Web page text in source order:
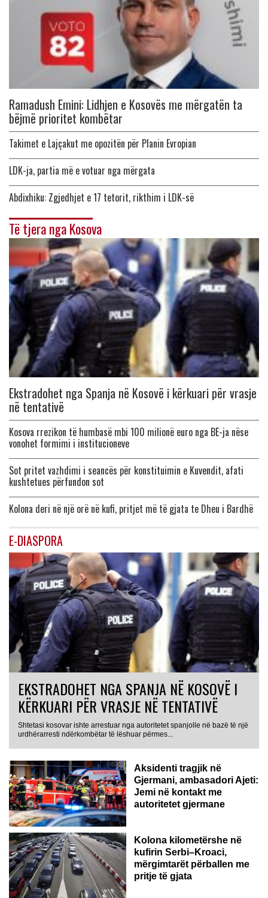
Ramadush Emini: Lidhjen e Kosovës me mërgatën ta
bëjmë prioritet kombëtar
Takimet e Lajçakut me opozitën për Planin Evropian
LDK-ja, partia më e votuar nga mërgata
Abdixhiku: Zgjedhjet e 17 tetorit, rikthim i LDK-së
Të tjera nga Kosova
Ekstradohet nga Spanja në Kosovë i kërkuari për vrasje
në tentativë
Kosova rrezikon të humbasë mbi 100 milionë euro nga BE-ja nëse
vonohet formimi i institucioneve
Sot pritet vazhdimi i seancës për konstituimin e Kuvendit, afati
kushtetues përfundon sot
Kolona deri në një orë në kufi, pritjet më të gjata te Dheu i Bardhë
E-DIASPORA
EKSTRADOHET NGA SPANJA NË KOSOVË I
KËRKUARI PËR VRASJE NË TENTATIVË
Shtetasi kosovar ishte arrestuar nga autoritetet spanjolle në bazë të një
urdhërarresti ndërkombëtar të lëshuar përmes...
GJERMANI
Aksidenti tragjik në
Gjermani, ambasadori Ajeti:
Jemi në kontakt me
autoritetet gjermane
Kolona kilometërshe në
kufirin Serbi–Kroaci,
mërgimtarët përballen me
pritje të gjata